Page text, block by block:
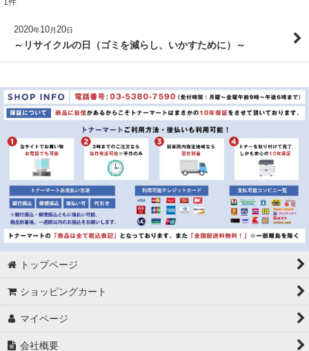
1件
2020年10月20日
～リサイクルの日（ゴミを減らし、いかすために）～
トップページ
ショッピングカート
マイページ
会社概要